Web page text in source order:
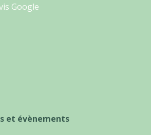
Google
et évènements